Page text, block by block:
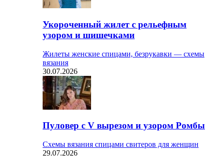
Укороченный жилет с рельефным
узором и шишечками
Жилеты женские спицами, безрукавки — схемы
вязания
30.07.2026
Пуловер с V вырезом и узором Ромбы
Схемы вязания спицами свитеров для женщин
29.07.2026